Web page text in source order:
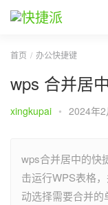
首页 办公快捷键
wps 合并居
xingkupai • 2024年
wps合并居中的快
击运行WPS表格
动选择需要合并